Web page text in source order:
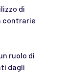
di
contrarie
ruolo di
dagli